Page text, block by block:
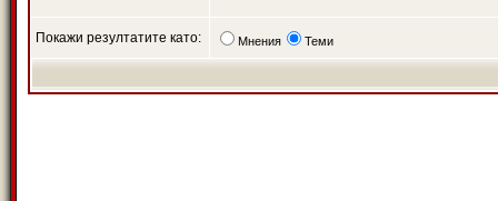
Покажи резултатите като: Мнения Теми